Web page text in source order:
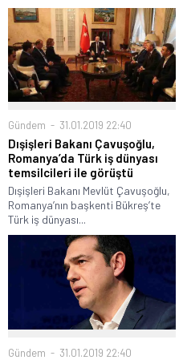
Gündem 31.01.2019 22:40
Dışişleri Bakanı Çavuşoğlu,
Romanya’da Türk iş dünyası
temsilcileri ile görüştü
Dışişleri Bakanı Mevlüt Çavuşoğlu,
Romanya’nın başkenti Bükreş’te
Türk iş dünyası...
Gündem 31.01.2019 22:40